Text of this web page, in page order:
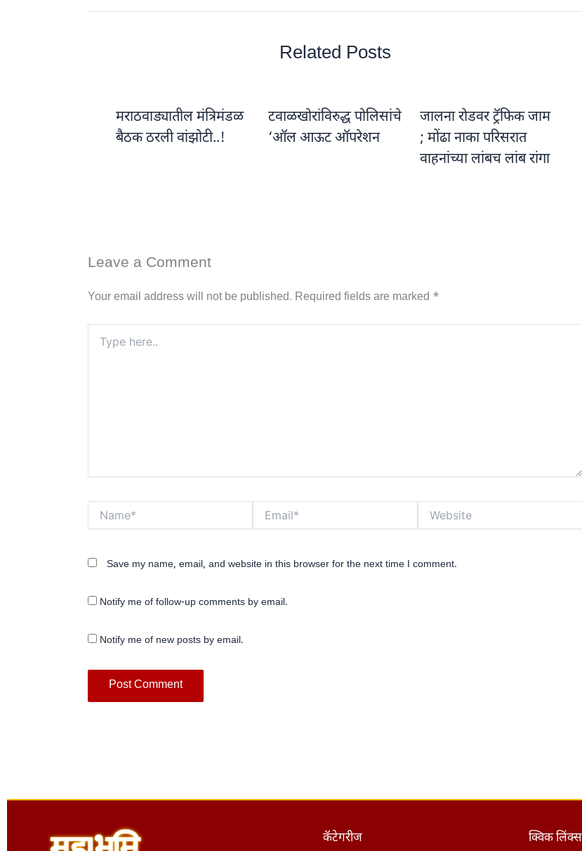
Related Posts
मराठवाड्यातील मंत्रिमंडळ
बैठक ठरली वांझोटी..!
टवाळखोरांविरुद्ध पोलिसांचे
‘ऑल आऊट ऑपरेशन
जालना रोडवर ट्रॅफिक जाम
; मोंढा नाका परिसरात
वाहनांच्या लांबच लांब रांगा
Leave a Comment
Your email address will not be published. Required fields are marked *
here..
Save my name, email, and website in this browser for the next time I comment.
Notify me of follow-up comments by email.
Notify me of new posts by email.
कॅटेगरीज क्विक लिंक्स